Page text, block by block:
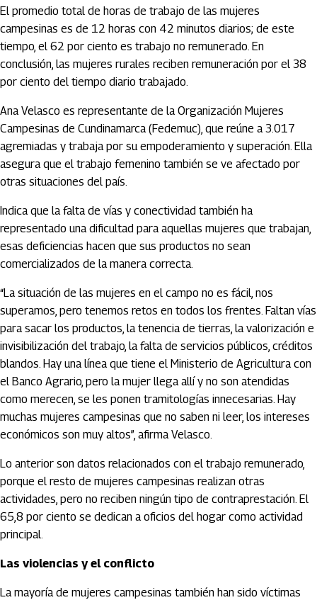
El promedio total de horas de trabajo de las mujeres
campesinas es de 12 horas con 42 minutos diarios; de este
tiempo, el 62 por ciento es trabajo no remunerado. En
conclusión, las mujeres rurales reciben remuneración por el 38
por ciento del tiempo diario trabajado.
Ana Velasco es representante de la Organización Mujeres
Campesinas de Cundinamarca (Fedemuc), que reúne a 3.017
agremiadas y trabaja por su empoderamiento y superación. Ella
asegura que el trabajo femenino también se ve afectado por
otras situaciones del país.
Indica que la falta de vías y conectividad también ha
representado una dificultad para aquellas mujeres que trabajan,
esas deficiencias hacen que sus productos no sean
comercializados de la manera correcta.
“La situación de las mujeres en el campo no es fácil, nos
superamos, pero tenemos retos en todos los frentes. Faltan vías
para sacar los productos, la tenencia de tierras, la valorización e
invisibilización del trabajo, la falta de servicios públicos, créditos
blandos. Hay una línea que tiene el Ministerio de Agricultura con
el Banco Agrario, pero la mujer llega allí y no son atendidas
como merecen, se les ponen tramitologías innecesarias. Hay
muchas mujeres campesinas que no saben ni leer, los intereses
económicos son muy altos”, afirma Velasco.
Lo anterior son datos relacionados con el trabajo remunerado,
porque el resto de mujeres campesinas realizan otras
actividades, pero no reciben ningún tipo de contraprestación. El
65,8 por ciento se dedican a oficios del hogar como actividad
principal.
Las violencias y el conflicto
La mayoría de mujeres campesinas también han sido víctimas